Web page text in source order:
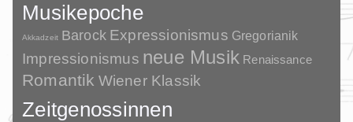
Musikepoche
Akkadzeit Barock Expressionismus Gregorianik
Impressionismus neue Musik Renaissance
Romantik Wiener Klassik
Zeitgenossinnen